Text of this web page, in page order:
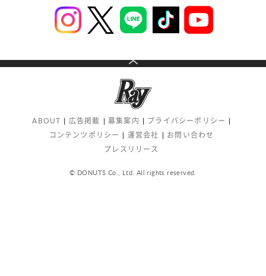
ABOUT 広告掲載 募集案内
プライバシーポリシー
コンテンツポリシー
運営会社
お問い合わせ
プレスリリース
© DONUTS Co., Ltd. All rights reserved.